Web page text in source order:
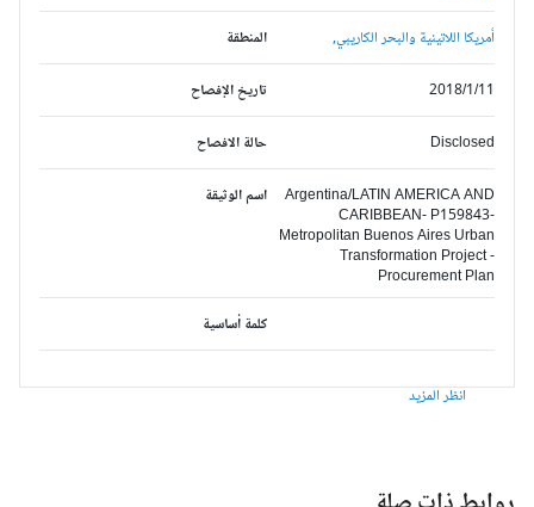
المنطقة أمريكا اللاتينية والبحر الكاريبي,
تاريخ الإفصاح 2018/1/11
حالة الافصاح Disclosed
اسم الوثيقة
Argentina/LATIN AMERICA AND
CARIBBEAN- P159843-
Metropolitan Buenos Aires Urban
Transformation Project -
Procurement Plan
كلمة أساسية
انظر المزيد